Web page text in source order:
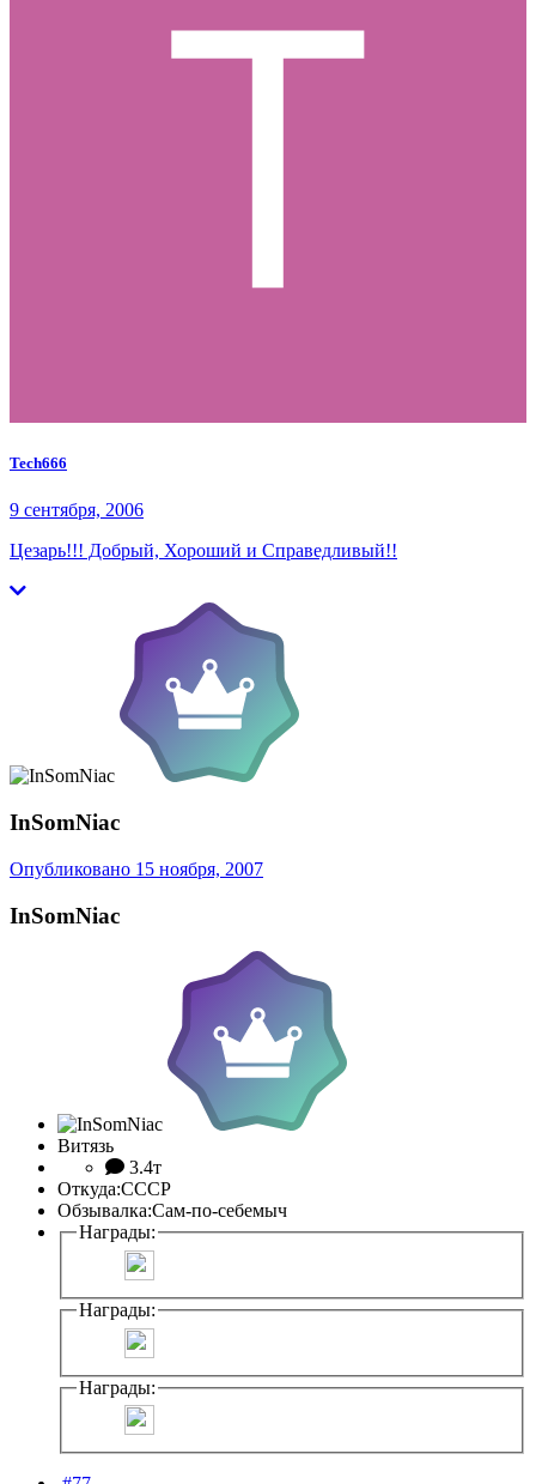
Tech666
9 сентября, 2006
Цезарь!!! Добрый, Хороший и Справедливый!!
InSomNiac
Опубликовано 15 ноября, 2007
InSomNiac
Витязь
3.4т
Откуда:СССР
Обзывалка:Сам-по-себемыч
Награды:
Награды:
Награды: